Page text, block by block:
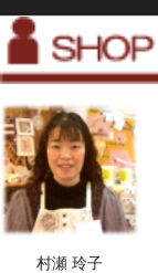
村瀬 玲子